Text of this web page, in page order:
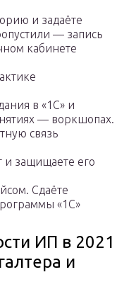
и задаёте
— запись
кабинете
в «1С» и
— воркшопах.
связь
и защищаете его
Сдаёте
«1С»
ИП в 2021
и